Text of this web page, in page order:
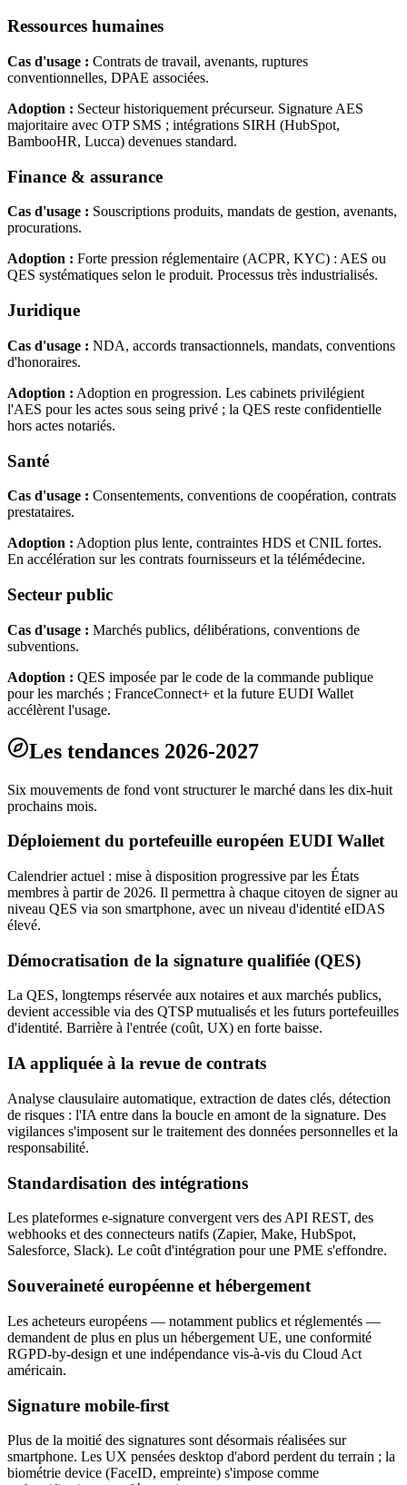
Ressources humaines
Cas d'usage : Contrats de travail, avenants, ruptures
conventionnelles, DPAE associées.
Adoption : Secteur historiquement précurseur. Signature AES
majoritaire avec OTP SMS ; intégrations SIRH (HubSpot,
BambooHR, Lucca) devenues standard.
Finance & assurance
Cas d'usage : Souscriptions produits, mandats de gestion, avenants,
procurations.
Adoption : Forte pression réglementaire (ACPR, KYC) : AES ou
QES systématiques selon le produit. Processus très industrialisés.
Juridique
Cas d'usage : NDA, accords transactionnels, mandats, conventions
d'honoraires.
Adoption : Adoption en progression. Les cabinets privilégient
l'AES pour les actes sous seing privé ; la QES reste confidentielle
hors actes notariés.
Santé
Cas d'usage : Consentements, conventions de coopération, contrats
prestataires.
Adoption : Adoption plus lente, contraintes HDS et CNIL fortes.
En accélération sur les contrats fournisseurs et la télémédecine.
Secteur public
Cas d'usage : Marchés publics, délibérations, conventions de
subventions.
Adoption : QES imposée par le code de la commande publique
pour les marchés ; FranceConnect+ et la future EUDI Wallet
accélèrent l'usage.
Les tendances 2026-2027
Six mouvements de fond vont structurer le marché dans les dix-huit
prochains mois.
Déploiement du portefeuille européen EUDI Wallet
Calendrier actuel : mise à disposition progressive par les États
membres à partir de 2026. Il permettra à chaque citoyen de signer au
niveau QES via son smartphone, avec un niveau d'identité eIDAS
élevé.
Démocratisation de la signature qualifiée (QES)
La QES, longtemps réservée aux notaires et aux marchés publics,
devient accessible via des QTSP mutualisés et les futurs portefeuilles
d'identité. Barrière à l'entrée (coût, UX) en forte baisse.
IA appliquée à la revue de contrats
Analyse clausulaire automatique, extraction de dates clés, détection
de risques : l'IA entre dans la boucle en amont de la signature. Des
vigilances s'imposent sur le traitement des données personnelles et la
responsabilité.
Standardisation des intégrations
Les plateformes e-signature convergent vers des API REST, des
webhooks et des connecteurs natifs (Zapier, Make, HubSpot,
Salesforce, Slack). Le coût d'intégration pour une PME s'effondre.
Souveraineté européenne et hébergement
Les acheteurs européens — notamment publics et réglementés —
demandent de plus en plus un hébergement UE, une conformité
RGPD-by-design et une indépendance vis-à-vis du Cloud Act
américain.
Signature mobile-first
Plus de la moitié des signatures sont désormais réalisées sur
smartphone. Les UX pensées desktop d'abord perdent du terrain ; la
biométrie device (FaceID, empreinte) s'impose comme